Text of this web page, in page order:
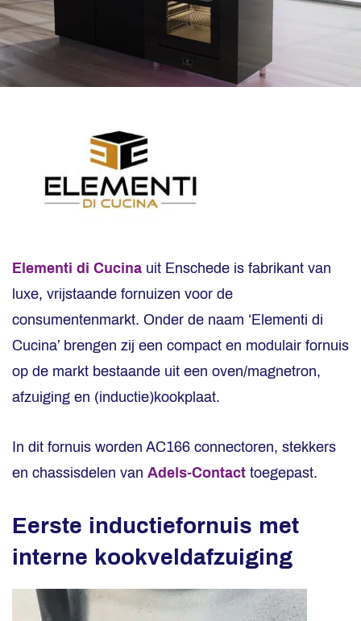
Elementi di Cucina uit Enschede is fabrikant van
luxe, vrijstaande fornuizen voor de
consumentenmarkt. Onder de naam ‘Elementi di
Cucina’ brengen zij een compact en modulair fornuis
op de markt bestaande uit een oven/magnetron,
afzuiging en (inductie)kookplaat.
In dit fornuis worden AC166 connectoren, stekkers
en chassisdelen van Adels-Contact toegepast.
Eerste inductiefornuis met
interne kookveldafzuiging